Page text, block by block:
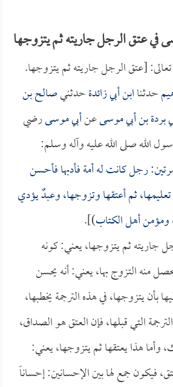
عتق الرجل جاريته ثم يتزوجها
[عتق الرجل جاريته ثم يتزوجها.
حدثناابن أبي زائدةحدثنيصالح بن
بردة بن أبي موسىعنأبي موسىرضي
الله صلى الله عليه وآله وسلم:
رجل كانت له أمة فأدبها فأحسن
ثم أعتقها وتزوجها، وعبدٌ يؤدي
ومؤمن أهل الكتاب)].
جاريته ثم يتزوجها، يعني: كونه
منه التزوج بها، يعني: أنه يحسن
بأن يتزوجها، في هذه الترجمة يخطبها،
التي قبلها، فإن العتق هو الصداق،
وأما هذا يعتقها ثم يتزوجها، يعني:
فيكون جمع لها بين الإحسانين: إحساناً